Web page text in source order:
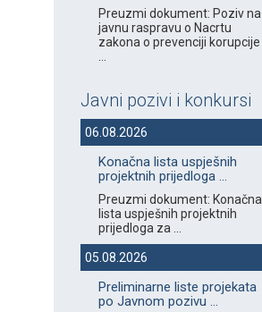
Preuzmi dokument: Poziv na
javnu raspravu o Nacrtu
zakona o prevenciji korupcije
Javni pozivi i konkursi
06.08.2026
Konačna lista uspješnih
projektnih prijedloga ...
Preuzmi dokument: Konačna
lista uspješnih projektnih
prijedloga za ...
05.08.2026
Preliminarne liste projekata
po Javnom pozivu ...